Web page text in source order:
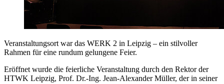
Veranstaltungsort war das WERK 2 in Leipzig – ein stilvoller
Rahmen für eine rundum gelungene Feier.
Eröffnet wurde die feierliche Veranstaltung durch den Rektor der
HTWK Leipzig, Prof. Dr.-Ing. Jean-Alexander Müller, der in seiner